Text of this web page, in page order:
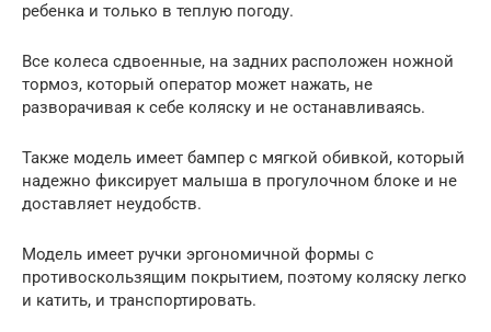
ребенка и только в теплую погоду.
Все колеса сдвоенные, на задних расположен ножной
тормоз, который оператор может нажать, не
разворачивая к себе коляску и не останавливаясь.
Также модель имеет бампер с мягкой обивкой, который
надежно фиксирует малыша в прогулочном блоке и не
доставляет неудобств.
Модель имеет ручки эргономичной формы с
противоскользящим покрытием, поэтому коляску легко
и катить, и транспортировать.